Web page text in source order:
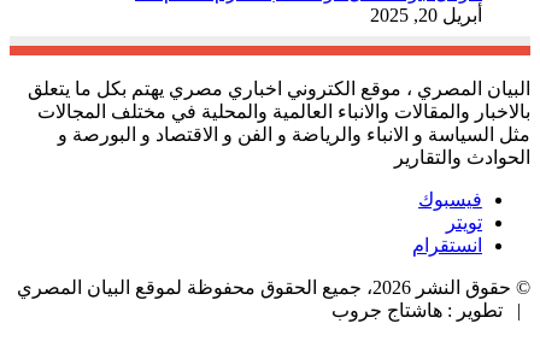
أبريل 20, 2025
البيان المصري ، موقع الكتروني اخباري مصري يهتم بكل ما يتعلق
بالاخبار والمقالات والانباء العالمية والمحلية في مختلف المجالات
مثل السياسة و الانباء والرياضة و الفن و الاقتصاد و البورصة و
الحوادث والتقارير
فيسبوك
تويتر
انستقرام
© حقوق النشر 2026، جميع الحقوق محفوظة لموقع البيان المصري
| تطوير : هاشتاج جروب